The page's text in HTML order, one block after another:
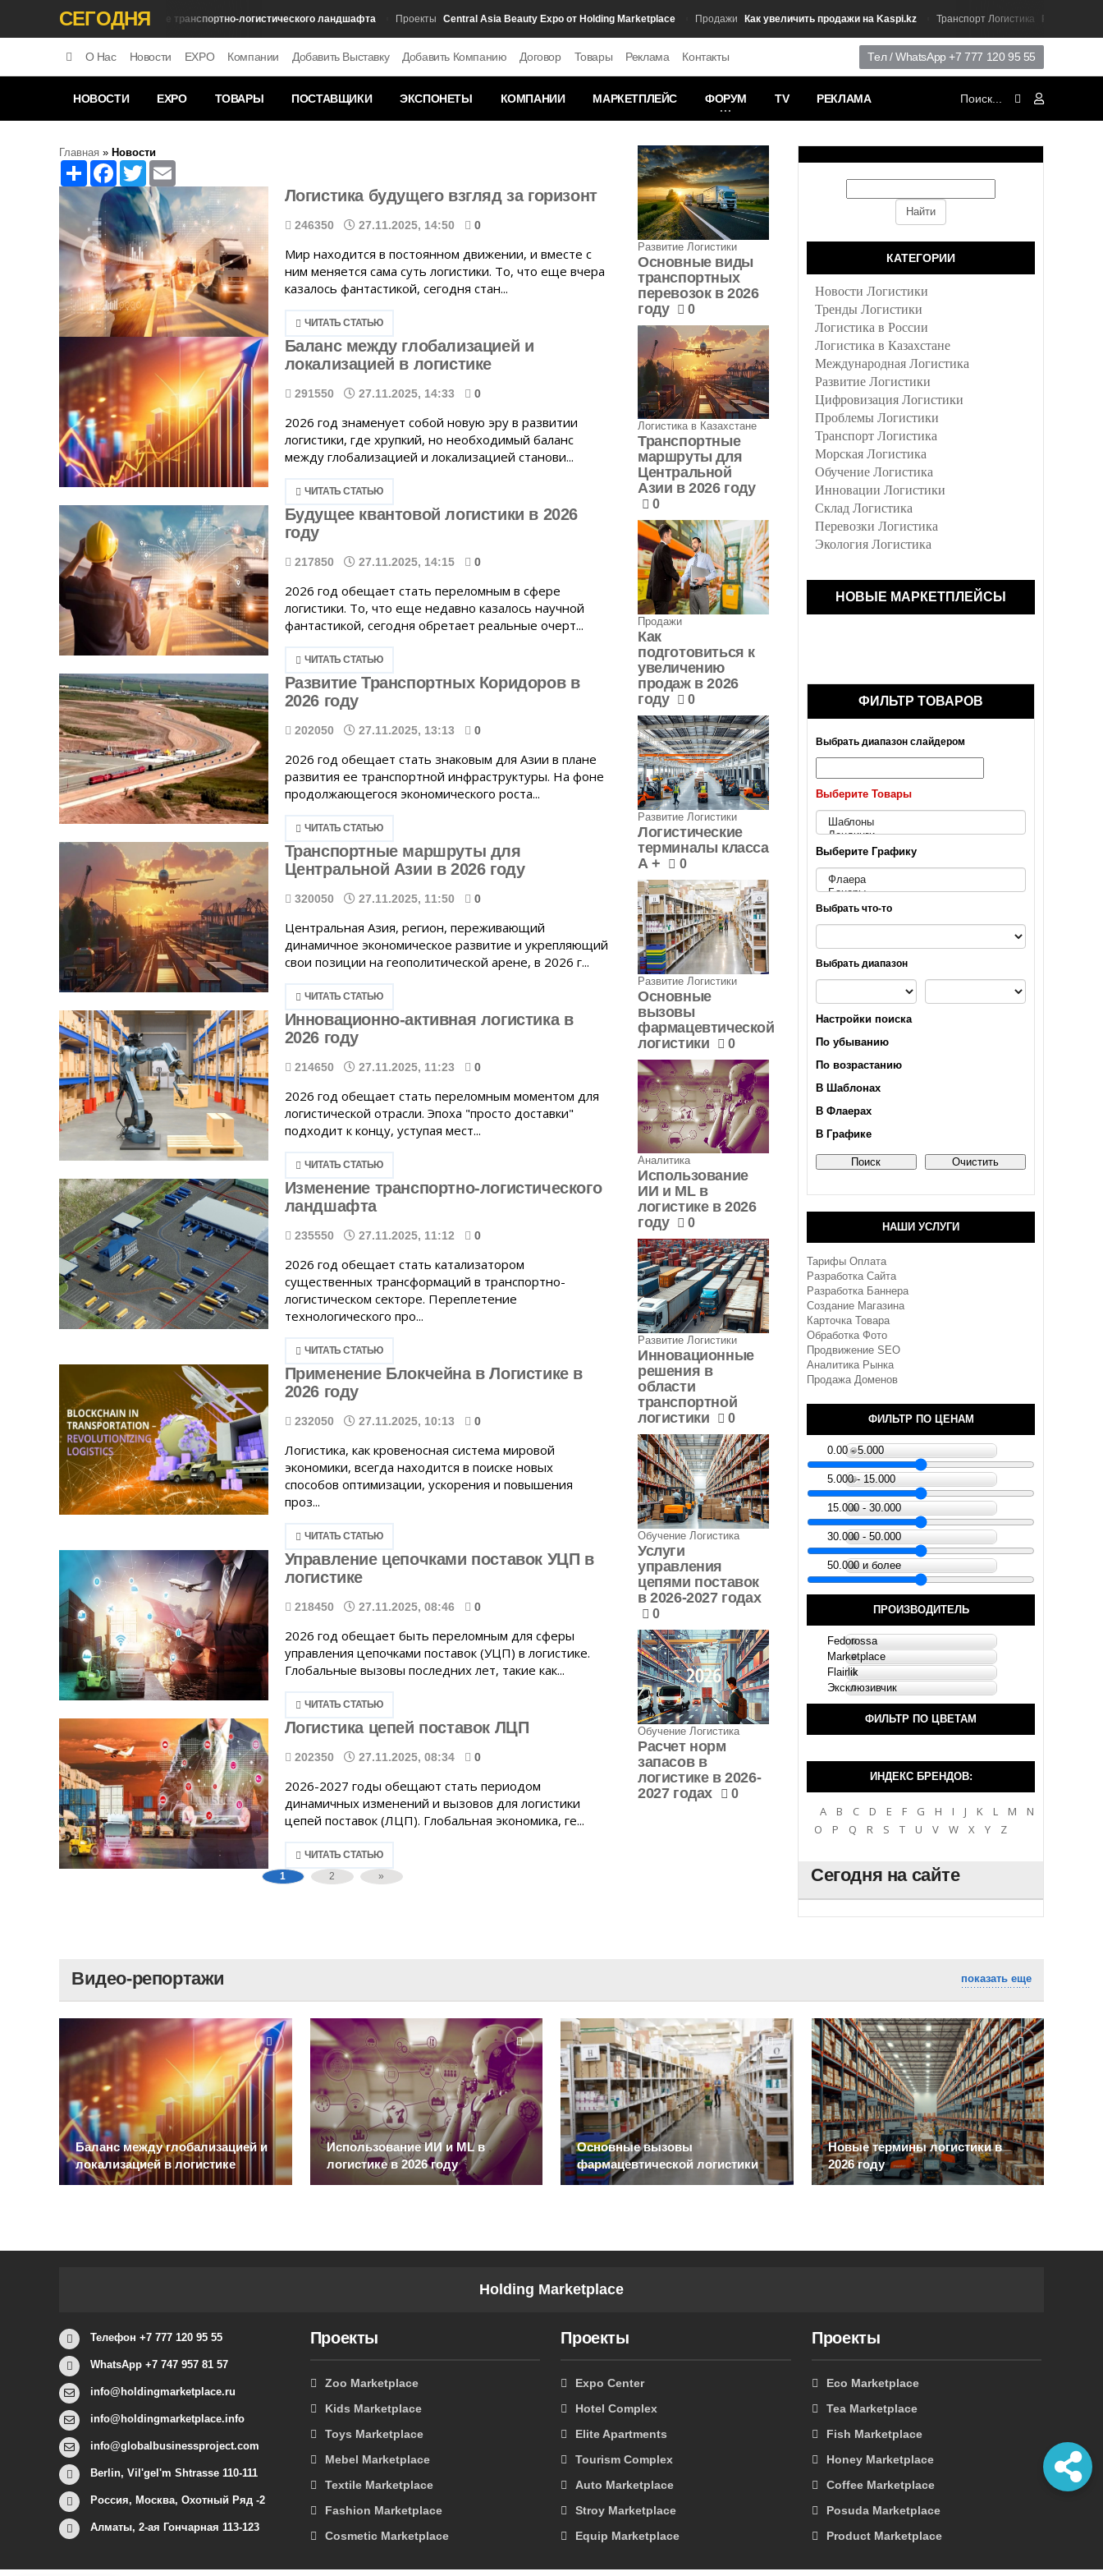
СЕГОДНЯ
Экономика Изменение транспортно-логистического ландшафта Проекты Central Asia Beauty Expo от Holding Marketplace Продажи Как увеличить продажи на Kaspi.kz Транспорт Логистика Рост рынка
Тел / WhatsApp +7 777 120 95 55
О Нас Новости EXPO Компании Добавить Выставку Добавить Компанию Договор Товары Реклама Контакты
НОВОСТИ EXPO ТОВАРЫ ПОСТАВЩИКИ ЭКСПОНЕТЫ КОМПАНИИ МАРКЕТПЛЕЙС ФОРУМ TV РЕКЛАМА
Главная » Новости
Share FacebookTwitter
Логистика будущего взгляд за горизонт
246350 27.11.2025, 14:50 0
Мир находится в постоянном движении, и вместе с
ним меняется сама суть логистики. То, что еще вчера
казалось фантастикой, сегодня стан...
ЧИТАТЬ СТАТЬЮ
Баланс между глобализацией и
локализацией в логистике
291550 27.11.2025, 14:33 0
2026 год знаменует собой новую эру в развитии
логистики, где хрупкий, но необходимый баланс
между глобализацией и локализацией станови...
ЧИТАТЬ СТАТЬЮ
Будущее квантовой логистики в 2026
году
217850 27.11.2025, 14:15 0
2026 год обещает стать переломным в сфере
логистики. То, что еще недавно казалось научной
фантастикой, сегодня обретает реальные очерт...
ЧИТАТЬ СТАТЬЮ
Развитие Транспортных Коридоров в
2026 году
202050 27.11.2025, 13:13 0
2026 год обещает стать знаковым для Азии в плане
развития ее транспортной инфраструктуры. На фоне
продолжающегося экономического роста...
ЧИТАТЬ СТАТЬЮ
Транспортные маршруты для
Центральной Азии в 2026 году
320050 27.11.2025, 11:50 0
Центральная Азия, регион, переживающий
динамичное экономическое развитие и укрепляющий
свои позиции на геополитической арене, в 2026 г...
ЧИТАТЬ СТАТЬЮ
Инновационно-активная логистика в
2026 году
214650 27.11.2025, 11:23 0
2026 год обещает стать переломным моментом для
логистической отрасли. Эпоха "просто доставки"
подходит к концу, уступая мест...
ЧИТАТЬ СТАТЬЮ
Изменение транспортно-логистического
ландшафта
235550 27.11.2025, 11:12 0
2026 год обещает стать катализатором
существенных трансформаций в транспортно-
логистическом секторе. Переплетение
технологического про...
ЧИТАТЬ СТАТЬЮ
Применение Блокчейна в Логистике в
2026 году
232050 27.11.2025, 10:13 0
Логистика, как кровеносная система мировой
экономики, всегда находится в поиске новых
способов оптимизации, ускорения и повышения
проз...
ЧИТАТЬ СТАТЬЮ
Управление цепочками поставок УЦП в
логистике
218450 27.11.2025, 08:46 0
2026 год обещает быть переломным для сферы
управления цепочками поставок (УЦП) в логистике.
Глобальные вызовы последних лет, такие как...
ЧИТАТЬ СТАТЬЮ
Логистика цепей поставок ЛЦП
202350 27.11.2025, 08:34 0
2026-2027 годы обещают стать периодом
динамичных изменений и вызовов для логистики
цепей поставок (ЛЦП). Глобальная экономика, ге...
ЧИТАТЬ СТАТЬЮ
1
2 »
Развитие Логистики
Основные виды
транспортных
перевозок в 2026
году
0
Логистика в Казахстане
Транспортные
маршруты для
Центральной
Азии в 2026 году
0
Продажи
Как
подготовиться к
увеличению
продаж в 2026
году
0
Развитие Логистики
Логистические
терминалы класса
А +
0
Развитие Логистики
Основные
вызовы
фармацевтической
логистики
0
Аналитика
Использование
ИИ и ML в
логистике в 2026
году
0
Развитие Логистики
Инновационные
решения в
области
транспортной
логистики
0
Обучение Логистика
Услуги
управления
цепями поставок
в 2026-2027 годах
0
Обучение Логистика
Расчет норм
запасов в
логистике в 2026-
2027 годах
0
КАТЕГОРИИ
Новости Логистики
Тренды Логистики
Логистика в России
Логистика в Казахстане
Международная Логистика
Развитие Логистики
Цифровизация Логистики
Проблемы Логистики
Транспорт Логистика
Морская Логистика
Обучение Логистика
Инновации Логистики
Склад Логистика
Перевозки Логистика
Экология Логистика
НОВЫЕ МАРКЕТПЛЕЙСЫ
ФИЛЬТР ТОВАРОВ
Выбрать диапазон слайдером
Выберите Товары
Выберите Графику
Выбрать что-то
Выбрать диапазон
Настройки поиска
По убыванию
По возрастанию
В Шаблонах
В Флаерах
В Графике
НАШИ УСЛУГИ
Тарифы Оплата
Разработка Сайта
Разработка Баннера
Создание Магазина
Карточка Товара
Обработка Фото
Продвижение SEO
Аналитика Рынка
Продажа Доменов
ФИЛЬТР ПО ЦЕНАМ
0.00 - 5.000
5.000 - 15.000
15.000 - 30.000
30.000 - 50.000
50.000 и более
ПРОИЗВОДИТЕЛЬ
Fedorossa
Marketplace
Flairlik
Эксклюзивчик
ФИЛЬТР ПО ЦВЕТАМ
ИНДЕКС БРЕНДОВ:
A B C D E F G H I J K L M
N
O
P Q R S T U V W X Y Z
Сегодня на сайте
Видео-репортажи показать еще
Баланс между глобализацией и
локализацией в логистике
Использование ИИ и ML в
логистике в 2026 году
Основные вызовы
фармацевтической логистики
Новые термины логистики в
2026 году
Holding Marketplace
Телефон +7 777 120 95 55
WhatsApp +7 747 957 81 57
info@holdingmarketplace.ru
info@holdingmarketplace.info
info@globalbusinessproject.com
Berlin, Vil'gel'm Shtrasse 110-111
Россия, Москва, Охотный Ряд -2
Алматы, 2-ая Гончарная 113-123
Проекты
Zoo Marketplace
Kids Marketplace
Toys Marketplace
Mebel Marketplace
Textile Marketplace
Fashion Marketplace
Cosmetic Marketplace
Проекты
Expo Center
Hotel Complex
Elite Apartments
Tourism Complex
Auto Marketplace
Stroy Marketplace
Equip Marketplace
Проекты
Eco Marketplace
Tea Marketplace
Fish Marketplace
Honey Marketplace
Coffee Marketplace
Posuda Marketplace
Product Marketplace